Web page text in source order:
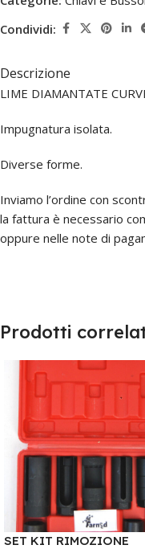
Condividi:
Descrizione
LIME DIAMANTATE
Impugnatura isolata.
Diverse forme.
Inviamo l’ordine con
la fattura è necessario
oppure nelle note di
Prodotti
SET KIT RIMOZIONE